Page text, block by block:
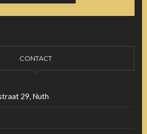
CONTACT
29, Nuth